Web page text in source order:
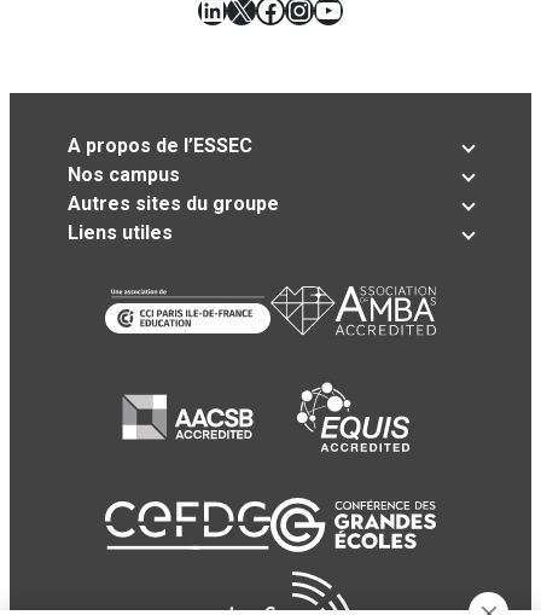
LinkedIn
X Facebook
Instagram
YouTube
A propos de l’ESSEC
Nos campus
Autres sites du groupe
Liens utiles